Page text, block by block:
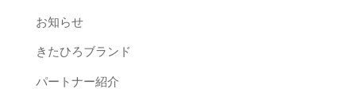
お知らせ
きたひろブランド
パートナー紹介